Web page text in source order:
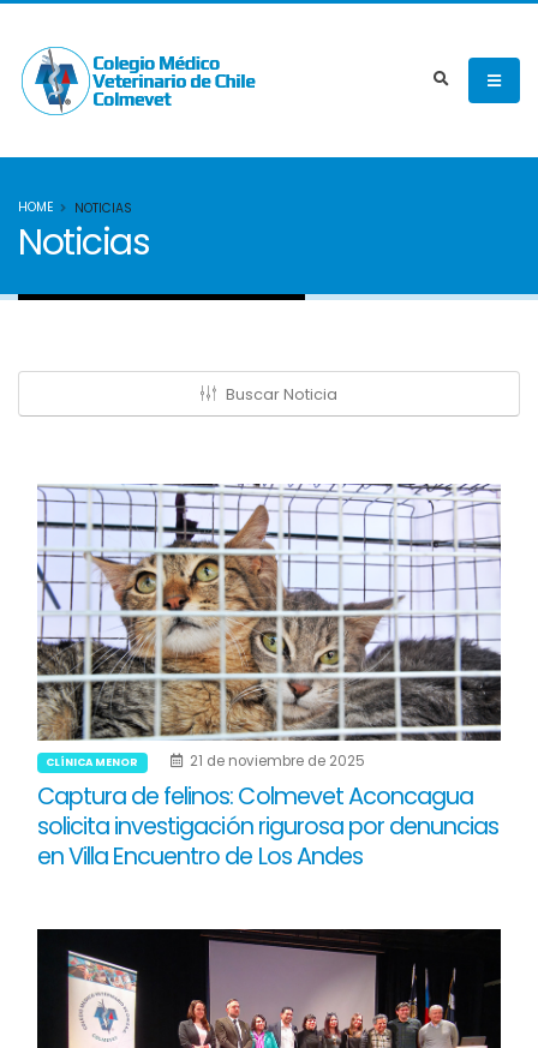
HOME NOTICIAS
Noticias
Buscar Noticia
CLÍNICA MENOR 21 de noviembre de 2025
Captura de felinos: Colmevet Aconcagua
solicita investigación rigurosa por denuncias
en Villa Encuentro de Los Andes